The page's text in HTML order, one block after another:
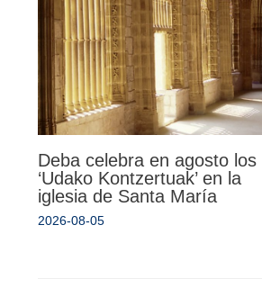
Deba celebra en agosto los
‘Udako Kontzertuak’ en la
iglesia de Santa María
2026-08-05